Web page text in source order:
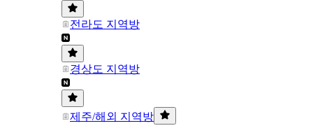
전라도 지역방
경상도 지역방
제주/해외 지역방